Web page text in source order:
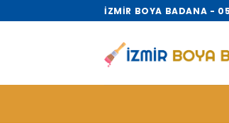
atla
İZMİR BOYA BADANA -